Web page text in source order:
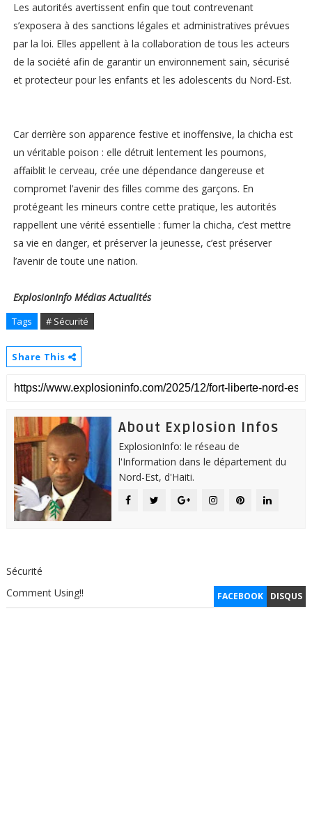
Les autorités avertissent enfin que tout contrevenant
s’exposera à des sanctions légales et administratives prévues
par la loi. Elles appellent à la collaboration de tous les acteurs
de la société afin de garantir un environnement sain, sécurisé
et protecteur pour les enfants et les adolescents du Nord-Est.
Car derrière son apparence festive et inoffensive, la chicha est
un véritable poison : elle détruit lentement les poumons,
affaiblit le cerveau, crée une dépendance dangereuse et
compromet l’avenir des filles comme des garçons. En
protégeant les mineurs contre cette pratique, les autorités
rappellent une vérité essentielle : fumer la chicha, c’est mettre
sa vie en danger, et préserver la jeunesse, c’est préserver
l’avenir de toute une nation.
ExplosionInfo Médias Actualités
Tags # Sécurité
Share This
About Explosion Infos
ExplosionInfo: le réseau de
l'Information dans le département du
Nord-Est, d'Haiti.
Sécurité
FACEBOOK DISQUS
Comment Using!!